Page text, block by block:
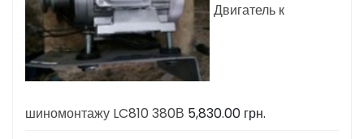
Двигатель к
шиномонтажу LC810 380В 5,830.00 грн.